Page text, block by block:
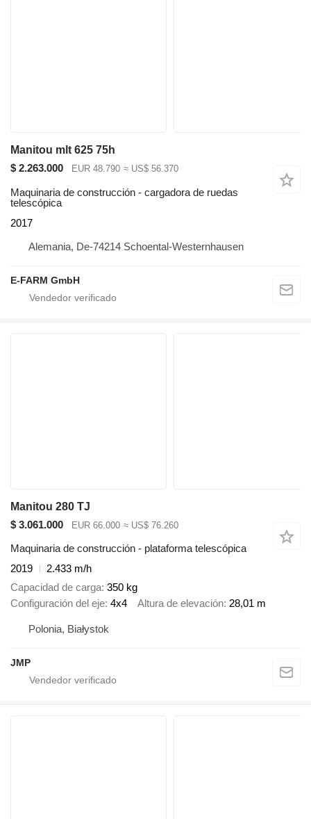
Manitou mlt 625 75h
$ 2.263.000
EUR 48.790 ≈ US$ 56.370
Maquinaria de construcción - cargadora de ruedas
telescópica
2017
Alemania, De-74214 Schoental-Westernhausen
E-FARM GmbH
Manitou 280 TJ
$ 3.061.000
EUR 66.000 ≈ US$ 76.260
Maquinaria de construcción - plataforma telescópica
2019
2.433 m/h
Capacidad de carga 350 kg
Configuración del eje 4x4 Altura de elevación 28,01 m
Polonia, Białystok
JMP